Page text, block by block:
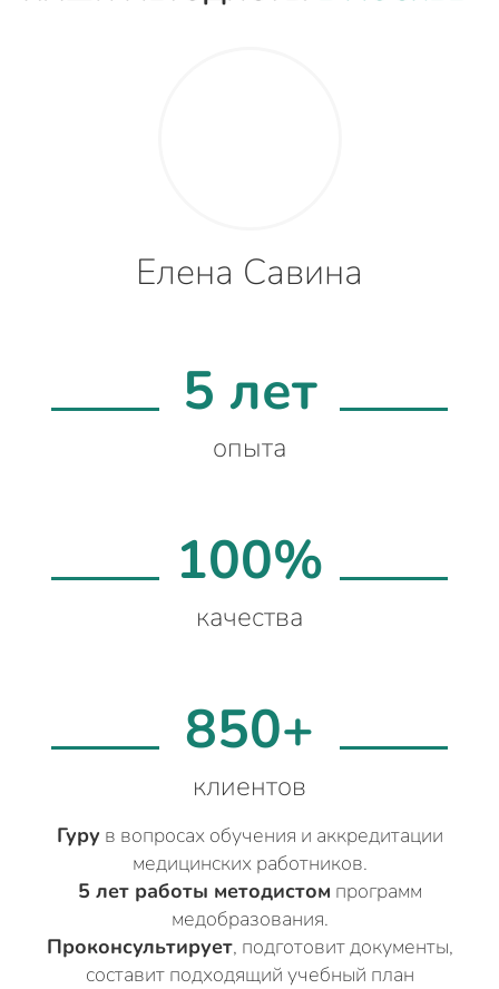
Елена Савина
5 лет
опыта
100%
качества
850+
клиентов
Гуру в вопросах обучения и аккредитации
медицинских работников.
5 лет работы методистом программ
медобразования.
Проконсультирует, подготовит документы,
составит подходящий учебный план